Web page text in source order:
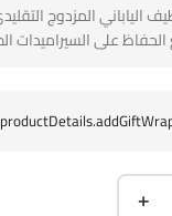
الياباني المزدوج
على السيراميدات